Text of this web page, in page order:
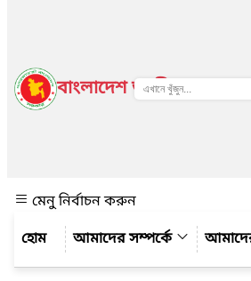
বাংলাদেশ জাতীয় তথ্য
মেনু নির্বাচন করুন
আমাদের সম্পর্কে